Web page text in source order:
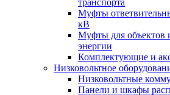
транспорта
Муфты
кВ
Муфты для объектов
энергии
Комплектующие и
Низковольтное
Низковольтные
Панели и шкафы